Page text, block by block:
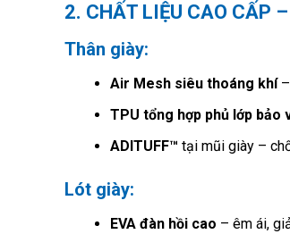
2. CHẤT LIỆU CAO CẤP
Thân giày:
Air Mesh siêu thoáng khí–
TPU tổng hợp phủ lớp bảo
ADITUFF™ tại mũi giày –
Lót giày:
EVA đàn hồi cao – êm ái,